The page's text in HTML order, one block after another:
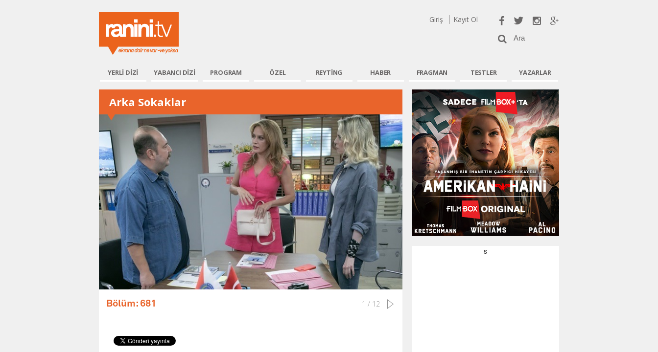
Giriş Kayıt Ol
YERLİ DİZİ YABANCI DİZİ PROGRAM ÖZEL REYTİNG HABER FRAGMAN TESTLER YAZARLAR
Arka Sokaklar
Bölüm: 681 1 / 12
s